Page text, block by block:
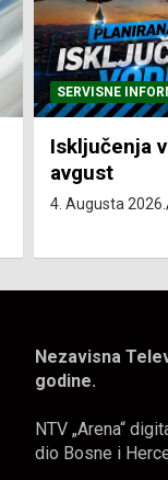
SERVISNE
Isključenja
avgust
4. Augusta 2026.
Nezavisna
godine.
NTV „Arena“
dio Bosne i